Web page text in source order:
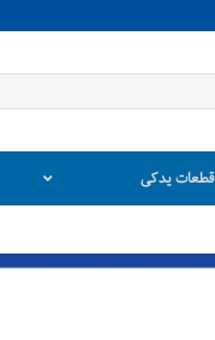
قطعات یدکی